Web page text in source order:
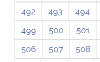
492 493 494
499
500 501
506
507 508